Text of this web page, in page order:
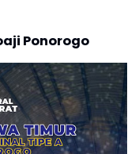
Ponorogo